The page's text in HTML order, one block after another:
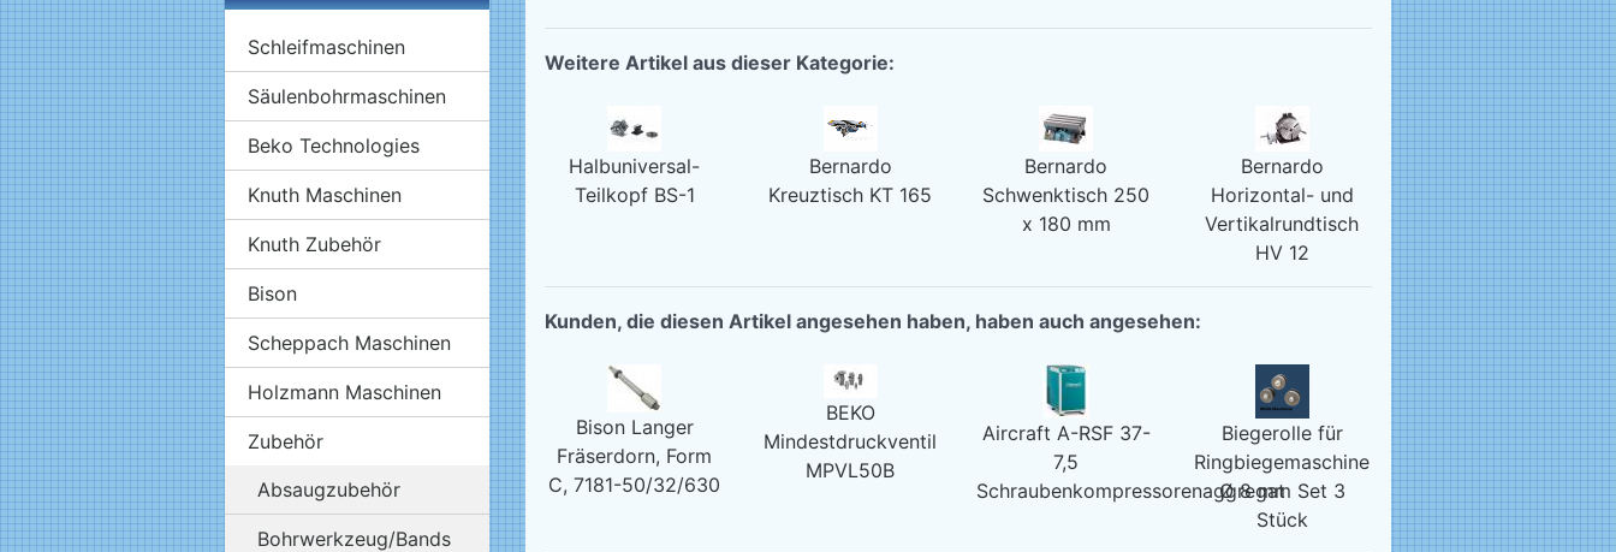
Schleifmaschinen
Säulenbohrmaschinen
Beko Technologies
Knuth Maschinen
Knuth Zubehör
Bison
Scheppach Maschinen
Holzmann Maschinen
Zubehör
Absaugzubehör
Bohrwerkzeug/Bands
Weitere Artikel aus dieser Kategorie:
Halbuniversal-
Teilkopf BS-1
Bernardo
Kreuztisch KT 165
Bernardo
Schwenktisch 250
x 180 mm
Bernardo
Horizontal- und
Vertikalrundtisch
HV 12
Kunden, die diesen Artikel angesehen haben, haben auch angesehen:
Bison Langer
Fräserdorn, Form
C, 7181-50/32/630
BEKO
Mindestdruckventil
MPVL50B
Aircraft A-RSF 37-
7,5
Schraubenkompressorenaggregat
Biegerolle für
Ringbiegemaschine
Ø 8 mm Set 3
Stück